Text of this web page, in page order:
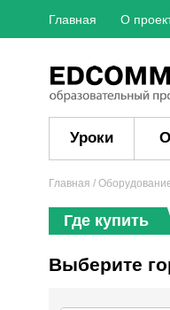
Главная О
Уроки
Главная /
Где купить
Выберите